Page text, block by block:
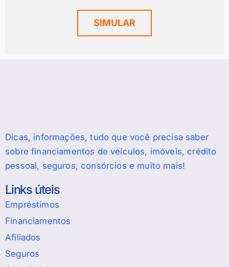
SIMULAR
Dicas, informações, tudo que você precisa saber
sobre financiamentos de veículos, imóveis, crédito
pessoal, seguros, consórcios e muito mais!
Links úteis
Empréstimos
Financiamentos
Afiliados
Seguros